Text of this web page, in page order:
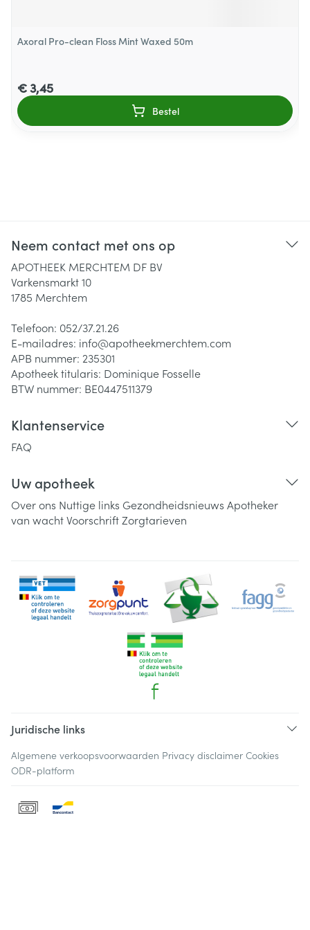
Axoral Pro-clean Floss Mint Waxed 50m
€ 3,45
Bestel
Neem contact met ons op
APOTHEEK MERCHTEM DF BV
Varkensmarkt 10
1785 Merchtem
Telefoon: 052/37.21.26
E-mailadres: info@apotheekmerchtem.com
APB nummer: 235301
Apotheek titularis: Dominique Fosselle
BTW nummer: BE0447511379
Klantenservice
FAQ
Uw apotheek
Over ons Nuttige links Gezondheidsnieuws Apotheker
van wachtVoorschriftZorgtarieven
Juridische links
Algemene verkoopsvoorwaarden Privacy disclaimer Cookies
ODR-platform